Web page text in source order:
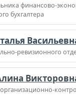
финансово-
бухгалтера
ревизионного